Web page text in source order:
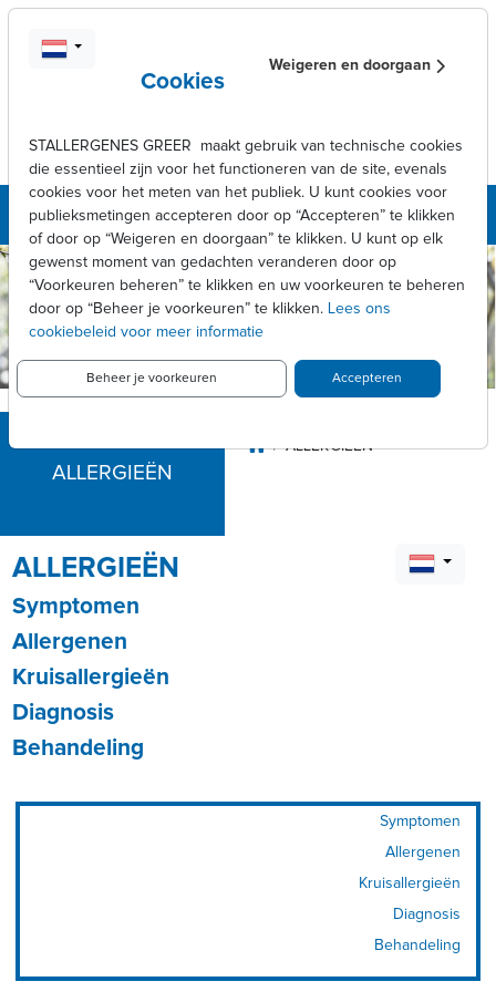
Skip to main content
Stallergenes
Greer België
ALLERGIEËN
Breadcrumb
ALLERGIEËN
ALLERGIEËN
Symptomen
Allergenen
Kruisallergieën
Diagnosis
Behandeling
Symptomen
Allergenen
Kruisallergieën
Diagnosis
Behandeling
Cookies
Weigeren en doorgaan
STALLERGENES GREER maakt gebruik van technische cookies
die essentieel zijn voor het functioneren van de site, evenals
cookies voor het meten van het publiek. U kunt cookies voor
publieksmetingen accepteren door op “Accepteren” te klikken
of door op “Weigeren en doorgaan” te klikken. U kunt op elk
gewenst moment van gedachten veranderen door op
“Voorkeuren beheren” te klikken en uw voorkeuren te beheren
door op “Beheer je voorkeuren” te klikken. Lees ons
cookiebeleid voor meer informatie
Beheer je voorkeuren Accepteren